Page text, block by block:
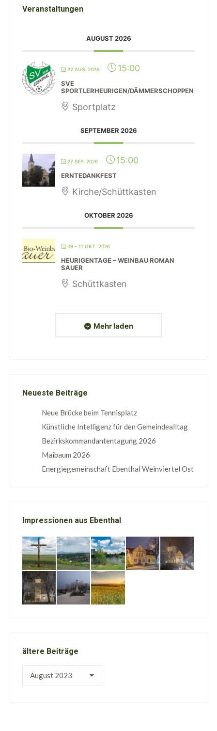
Veranstaltungen
AUGUST 2026
22 AUG. 2026 15:00
SVE
SPORTLERHEURIGEN/DÄMMERSCHOPPEN
Sportplatz
SEPTEMBER 2026
27 SEP. 2026 15:00
ERNTEDANKFEST
Kirche/Schüttkasten
OKTOBER 2026
09 - 11 OKT. 2026
HEURIGENTAGE – WEINBAU ROMAN
SAUER
Schüttkasten
Mehr laden
Neueste Beiträge
Neue Brücke beim Tennisplatz
Künstliche Intelligenz für den Gemeindealltag
Bezirkskommandantentagung 2026
Maibaum 2026
Energiegemeinschaft Ebenthal Weinviertel Ost
Impressionen aus Ebenthal
ältere Beiträge
ältere